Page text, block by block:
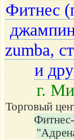
Фитнес
zumba,
и
г.
Торговый